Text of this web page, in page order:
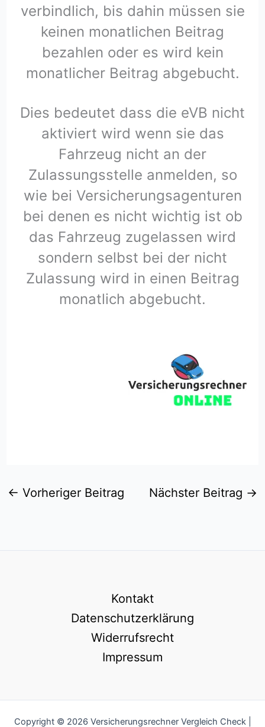
verbindlich, bis dahin müssen sie
keinen monatlichen Beitrag
bezahlen oder es wird kein
monatlicher Beitrag abgebucht.
Dies bedeutet dass die eVB nicht
aktiviert wird wenn sie das
Fahrzeug nicht an der
Zulassungsstelle anmelden, so
wie bei Versicherungsagenturen
bei denen es nicht wichtig ist ob
das Fahrzeug zugelassen wird
sondern selbst bei der nicht
Zulassung wird in einen Beitrag
monatlich abgebucht.
← Vorheriger Beitrag Nächster Beitrag →
Kontakt
Datenschutzerklärung
Widerrufsrecht
Impressum
Copyright © 2026 Versicherungsrechner Vergleich Check |